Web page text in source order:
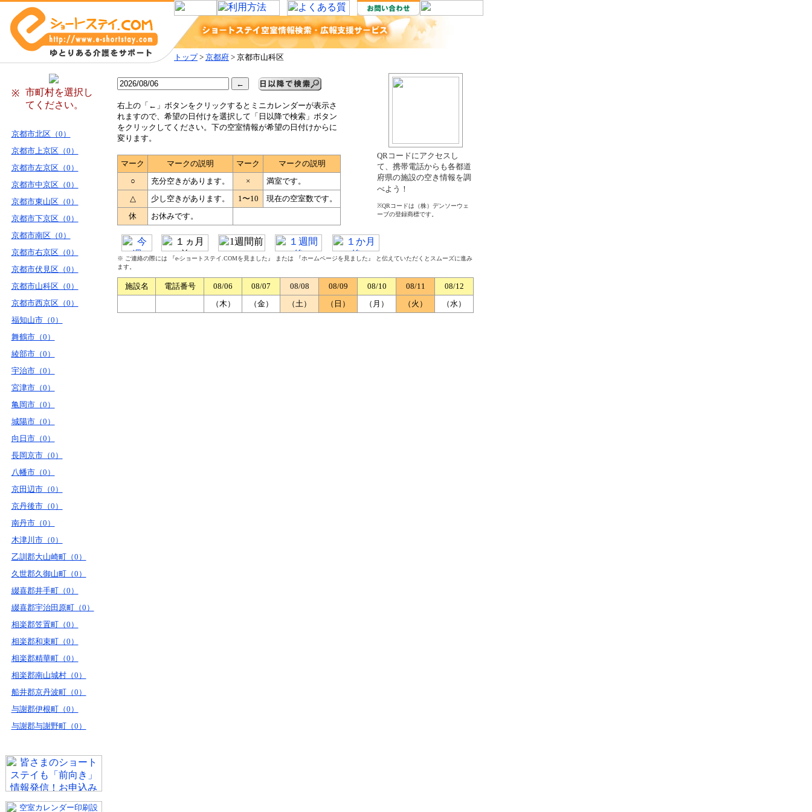
トップ> 京都府 > 京都市山科区
※
市町村を選択し
てください。
京都市北区（0）
京都市上京区（0）
京都市左京区（0）
京都市中京区（0）
京都市東山区（0）
京都市下京区（0）
京都市南区（0）
京都市右京区（0）
京都市伏見区（0）
京都市山科区（0）
京都市西京区（0）
福知山市（0）
舞鶴市（0）
綾部市（0）
宇治市（0）
宮津市（0）
亀岡市（0）
城陽市（0）
向日市（0）
長岡京市（0）
八幡市（0）
京田辺市（0）
京丹後市（0）
南丹市（0）
木津川市（0）
乙訓郡大山崎町（0）
久世郡久御山町（0）
綴喜郡井手町（0）
綴喜郡宇治田原町（0）
相楽郡笠置町（0）
相楽郡和束町（0）
相楽郡精華町（0）
相楽郡南山城村（0）
船井郡京丹波町（0）
与謝郡伊根町（0）
与謝郡与謝野町（0）
右上の「←」ボタンをクリックするとミニカレンダーが表示さ
れますので、希望の日付けを選択して「日以降で検索」ボタン
をクリックしてください。下の空室情報が希望の日付けからに
変ります。
マーク マークの説明 マーク
マークの説明
○
充分空きがあります。 ×
満室です。
△
少し空きがあります。 1〜10
現在の空室数です。
休
お休みです。
QRコードにアクセスし
て、携帯電話からも各都道
府県の施設の空き情報を調
べよう！
※QRコードは（株）デンソーウェ
ーブの登録商標です。
※ ご連絡の際には 『e-ショートステイ.COMを見ました』 または 『ホームページを見ました』 と伝えていただくとスムーズに進み
ます。
施設名 電話番号 08/06 08/07 08/08 08/09 08/10 08/11
08/12
（木）
（金） （土） （日） （月） （火） （水）